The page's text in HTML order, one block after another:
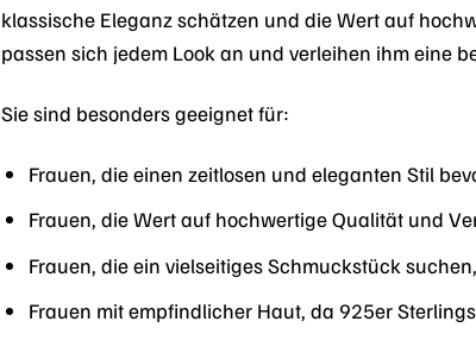
klassische Eleganz schätzen und die Wert auf
passen sich jedem Look an und verleihen ihm eine
Sie sind besonders geeignet für:
Frauen, die einen zeitlosen und eleganten Stil
Frauen, die Wert auf hochwertige Qualität und
Frauen, die ein vielseitiges Schmuckstück
Frauen mit empfindlicher Haut, da 925er